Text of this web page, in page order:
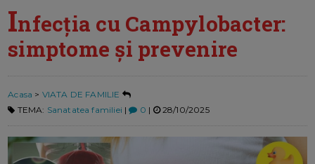
Infecția cu Campylobacter:
simptome și prevenire
Acasa > VIATA DE FAMILIE
TEMA: Sanatatea familiei | 0 | 28/10/2025